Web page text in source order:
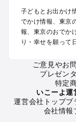
渋谷・原宿・恵比
池袋・赤羽・王子
新宿・高田馬場・
銀座・丸の内・日
小金井・小平・西
府中・調布・狛江
青梅・奥多摩のプ
蒲田・大森・羽田
葛西・新木場・亀
子どもとお出かけ
でかけ情報、東京
報、東京のおでか
り・幸せを願って
ご意見やお
プレゼン
特定
いこーよ運
運営会社トップブ
会社情報